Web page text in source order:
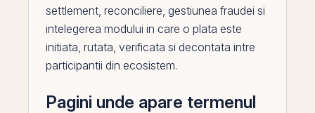
settlement, reconciliere, gestiunea fraudei si
intelegerea modului in care o plata este
initiata, rutata, verificata si decontata intre
participantii din ecosistem.
Pagini unde apare termenul